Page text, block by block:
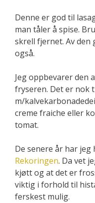
Denne er god til
man tåler å spise.
skrell fjernet. Av
også.
Jeg oppbevarer den
fryseren. Det er nok
m/
creme fraiche eller
tomat.
De senere år har
Rekoringen. Da vet
kjøtt og at det er
viktig i forhold til
ferskest mulig.